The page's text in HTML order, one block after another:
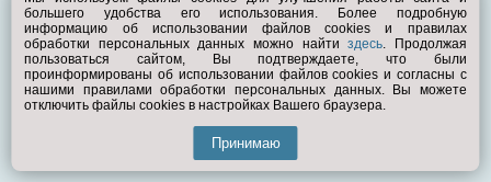
© Exist.ru 1998—2026
большего удобства его использования. Более подробную
информацию об использовании файлов cookies и правилах
обработки персональных данных можно найтиздесь. Продолжая
пользоваться сайтом, Вы подтверждаете, что были
проинформированы об использовании файлов cookies и согласны с
нашими правилами обработки персональных данных. Вы можете
отключить файлы cookies в настройках Вашего браузера.
Принимаю